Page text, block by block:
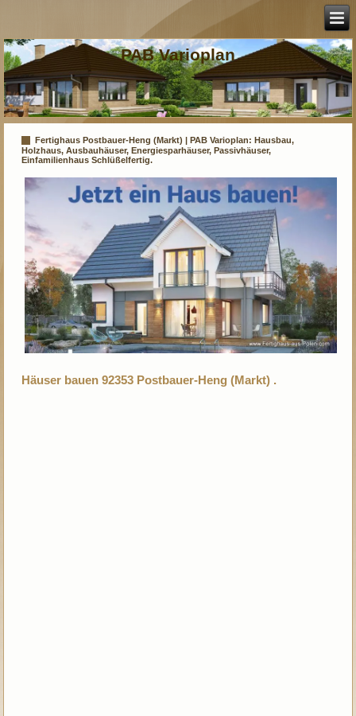
PAB Varioplan
Fertighaus Postbauer-Heng (Markt) | PAB Varioplan: Hausbau,
Holzhaus, Ausbauhäuser, Energiesparhäuser, Passivhäuser,
Einfamilienhaus Schlüßelfertig.
Häuser bauen 92353 Postbauer-Heng (Markt) .